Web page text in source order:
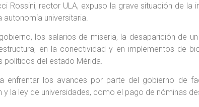
Rossini, rector ULA, expuso la grave situación de
universitaria.
los salarios de miseria, la desaparición de
en la conectividad y en implementos de
políticos del estado Mérida.
enfrentar los avances por parte del gobierno de
la ley de universidades, como el pago de nóminas